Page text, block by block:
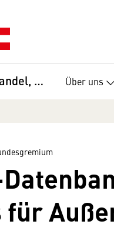
Außenhandel, Bundesgremium Über uns
für